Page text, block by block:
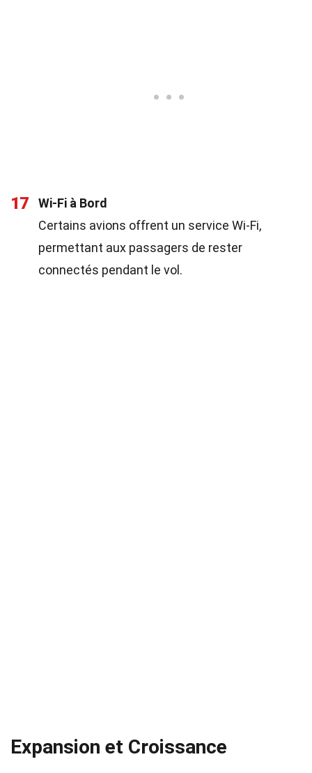
17
Wi-Fi à Bord
Certains avions offrent un service Wi-Fi,
permettant aux passagers de rester
connectés pendant le vol.
Expansion et Croissance